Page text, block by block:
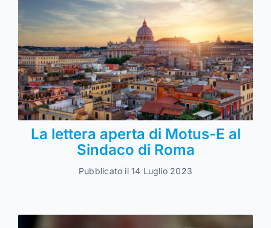
La lettera aperta di Motus-E al
Sindaco di Roma
Pubblicato il 14 Luglio 2023